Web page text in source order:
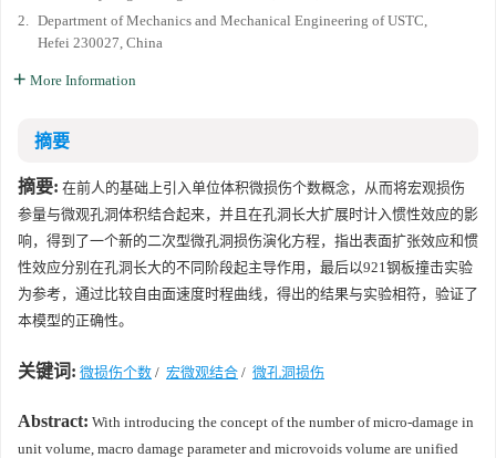
2. Department of Mechanics and Mechanical Engineering of USTC,
Hefei 230027, China
More Information
摘要
摘要: 在前人的基础上引入单位体积微损伤个数概念，从而将宏观损伤
参量与微观孔洞体积结合起来，并且在孔洞长大扩展时计入惯性效应的影
响，得到了一个新的二次型微孔洞损伤演化方程，指出表面扩张效应和惯
性效应分别在孔洞长大的不同阶段起主导作用，最后以921钢板撞击实验
为参考，通过比较自由面速度时程曲线，得出的结果与实验相符，验证了
本模型的正确性。
关键词: 微损伤个数 / 宏微观结合 / 微孔洞损伤
Abstract: With introducing the concept of the number of micro-damage in
unit volume, macro damage parameter and microvoids volume are unified